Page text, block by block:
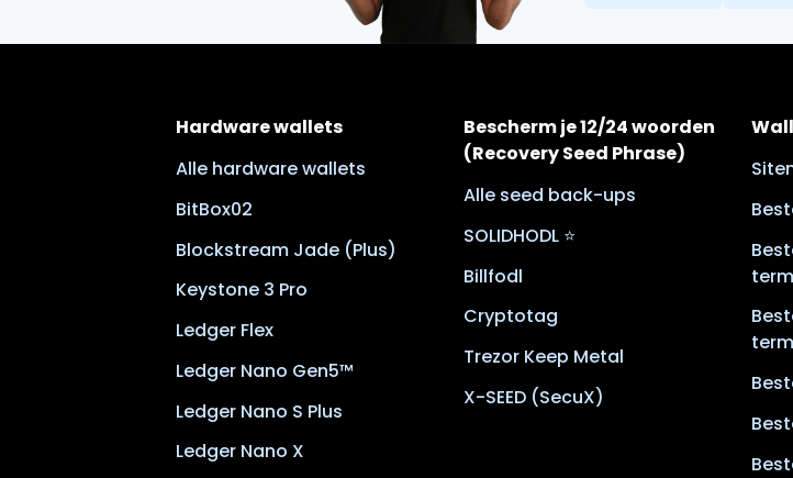
Hardware wallets
Alle hardware wallets
BitBox02
Blockstream Jade (Plus)
Keystone 3 Pro
Ledger Flex
Ledger Nano Gen5™
Ledger Nano S Plus
Ledger Nano X
Bescherm je 12/24 woorden
(Recovery Seed Phrase)
Alle seed back-ups
SOLIDHODL ⭐
Billfodl
Cryptotag
Trezor Keep Metal
X-SEED (SecuX)